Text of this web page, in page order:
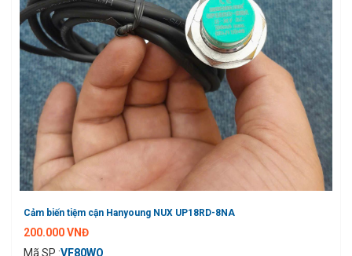
Cảm biến tiệm cận Hanyoung NUX UP18RD-8NA
200.000 VNĐ
Mã SP :VF80WO